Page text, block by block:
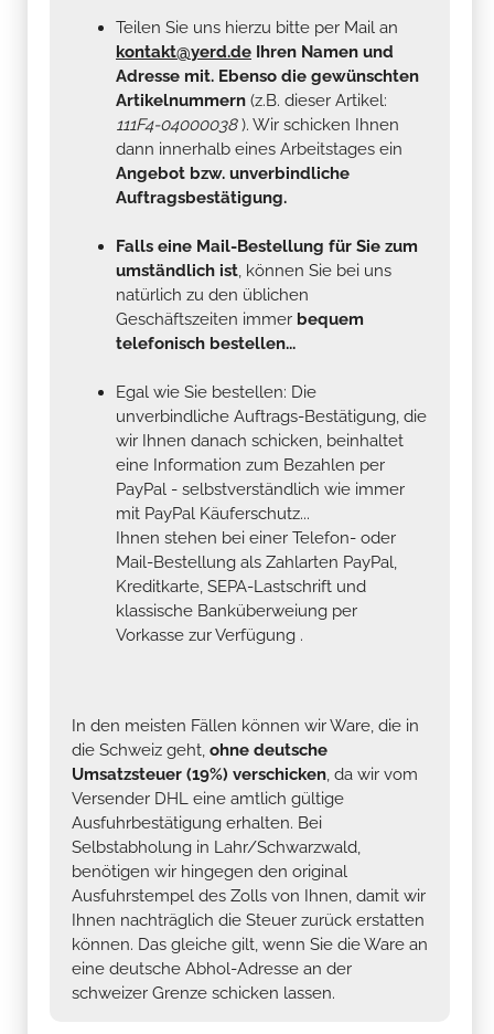
Teilen Sie uns hierzu bitte per Mail an
kontakt@yerd.de Ihren Namen und
Adresse mit. Ebenso die gewünschten
Artikelnummern (z.B. dieser Artikel:
111F4-04000038). Wir schicken Ihnen
dann innerhalb eines Arbeitstages ein
Angebot bzw. unverbindliche
Auftragsbestätigung.
Falls eine Mail-Bestellung für Sie zum
umständlich ist, können Sie bei uns
natürlich zu den üblichen
Geschäftszeiten immer bequem
telefonisch bestellen...
Egal wie Sie bestellen: Die
unverbindliche Auftrags-Bestätigung, die
wir Ihnen danach schicken, beinhaltet
eine Information zum Bezahlen per
PayPal - selbstverständlich wie immer
mit PayPal Käuferschutz...
Ihnen stehen bei einer Telefon- oder
Mail-Bestellung als Zahlarten PayPal,
Kreditkarte, SEPA-Lastschrift und
klassische Banküberweiung per
Vorkasse zur Verfügung .
In den meisten Fällen können wir Ware, die in
die Schweiz geht, ohne deutsche
Umsatzsteuer (19%) verschicken, da wir vom
Versender DHL eine amtlich gültige
Ausfuhrbestätigung erhalten. Bei
Selbstabholung in Lahr/Schwarzwald,
benötigen wir hingegen den original
Ausfuhrstempel des Zolls von Ihnen, damit wir
Ihnen nachträglich die Steuer zurück erstatten
können. Das gleiche gilt, wenn Sie die Ware an
eine deutsche Abhol-Adresse an der
schweizer Grenze schicken lassen.